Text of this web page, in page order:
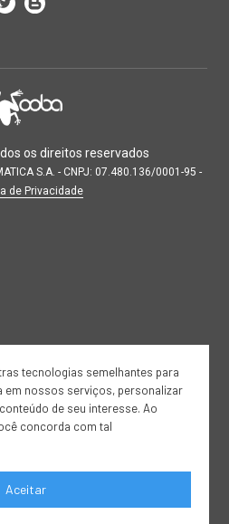
os direitos reservados
S.A. - CNPJ: 07.480.136/0001-95 -
de Privacidade
tecnologias semelhantes para
em nossos serviços, personalizar
de seu interesse. Ao
concorda com tal
Aceitar